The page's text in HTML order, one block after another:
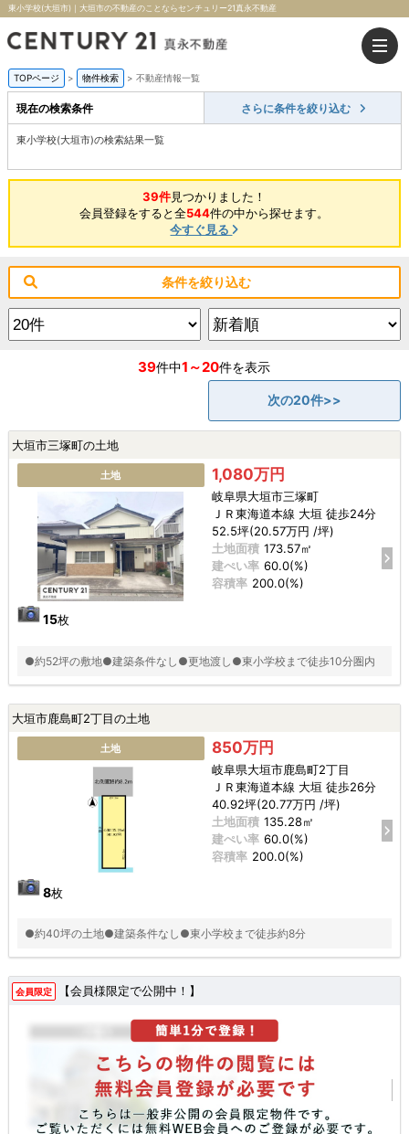
東小学校(大垣市)｜大垣市の不動産のことならセンチュリー21真永不動産
TOPページ > 物件検索 > 不動産情報一覧
現在の検索条件 さらに条件を絞り込む
東小学校(大垣市)の検索結果一覧
39件見つかりました！
会員登録をすると全544件の中から探せます。
今すぐ見る
条件を絞り込む
39件中1～20件を表示
次の20件>>
大垣市三塚町の土地
土地
15枚
1,080万円
岐阜県大垣市三塚町
ＪＲ東海道本線 大垣 徒歩24分
52.5坪(20.57万円 /坪)
土地面積 173.57㎡
建ぺい率 60.0(%)
容積率 200.0(%)
●約52坪の敷地●建築条件なし●更地渡し●東小学校まで徒歩10分圏内
大垣市鹿島町2丁目の土地
土地
8枚
850万円
岐阜県大垣市鹿島町2丁目
ＪＲ東海道本線 大垣 徒歩26分
40.92坪(20.77万円 /坪)
土地面積 135.28㎡
建ぺい率 60.0(%)
容積率 200.0(%)
●約40坪の土地●建築条件なし●東小学校まで徒歩約8分
会員限定 【会員様限定で公開中！】